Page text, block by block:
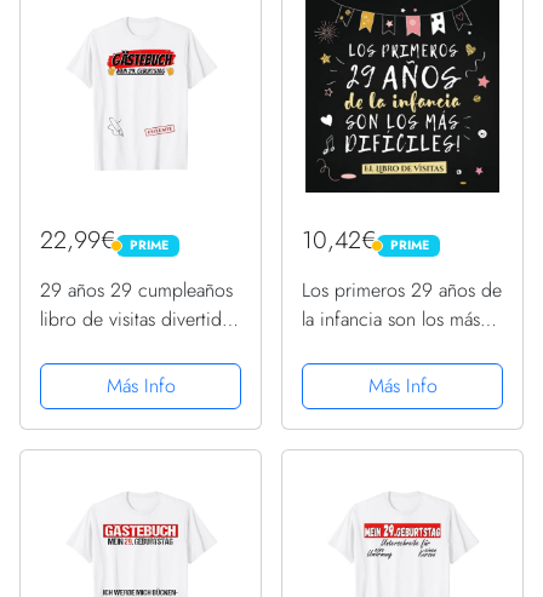
22,99€ PRIME
PRIME
29 años 29 cumpleaños
libro de visitas divertido
Más Info
10,42€ PRIME
PRIME
Los primeros 29 años de
la infancia son los más
para el 29 cumpleaños
– Decoración y regalos
originales para hombre o
Más Info